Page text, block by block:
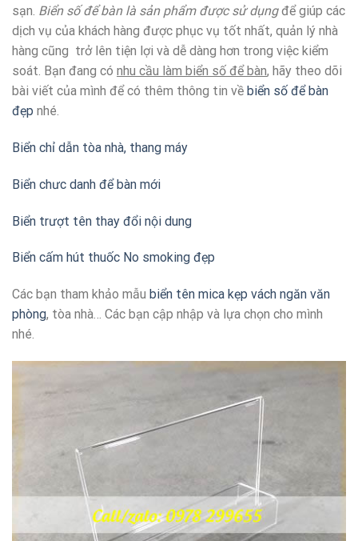
sạn. Biển số để bàn là sản phẩm được sử dụngđể giúp các
dịch vụ của khách hàng được phục vụ tốt nhất, quản lý nhà
hàng cũng trở lên tiện lợi và dễ dàng hơn trong việc kiểm
soát. Bạn đang có nhu cầu làm biển số để bàn, hãy theo dõi
bài viết của mình để có thêm thông tin về biển số để bàn
đẹp nhé.
Biển chỉ dẫn tòa nhà, thang máy
Biển chưc danh để bàn mới
Biển trượt tên thay đổi nội dung
Biển cấm hút thuốc No smoking đẹp
Các bạn tham khảo mẫu biển tên mica kẹp vách ngăn văn
phòng, tòa nhà… Các bạn cập nhập và lựa chọn cho mình
nhé.